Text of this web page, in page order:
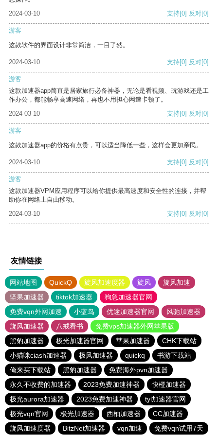
2024-03-10
支持[0] 反对[0]
游客
这款软件的界面设计非常简洁，一目了然。
2024-03-10 支持[0] 反对[0]
游客
这款加速器app简直是居家旅行必备神器，无论是看视频、玩游戏还是工
作办公，都能畅享高速网络，再也不用担心网速卡顿了。
2024-03-10
支持[0] 反对[0]
游客
这款加速器app的价格有点贵，可以适当降低一些，这样会更加亲民。
2024-03-10 支持[0] 反对[0]
游客
这款加速器VPM应用程序可以给你提供最高速度和安全性的连接，并帮
助你在网络上自由移动。
2024-03-10
支持[0] 反对[0]
友情链接
网站地图 QuickQ 旋风加速度器 旋风
旋风加速
坚果加速器
tiktok加速器
狗急加速器官网
免费vqn外网加速
小蓝鸟 优途加速器官网
风驰加速器
旋风加速器
八戒看书
免费vps加速器外网苹果版
黑豹加速器
极光加速器官网 苹果加速器
CHK下载站
小猫咪ciash加速器
极风加速器 quickq
书游下载站
俺来买下载站
黑豹加速器
免费海外pvn加速器
永久不收费的加速器
2023免费加速神器
快橙加速器
极光aurora加速器
2023免费加速神器
tyl加速器官网
极光vqn官网
极光加速器 西柚加速器
CC加速器
旋风加速度器
BitzNet加速器 vqn加速 免费vqn试用7天